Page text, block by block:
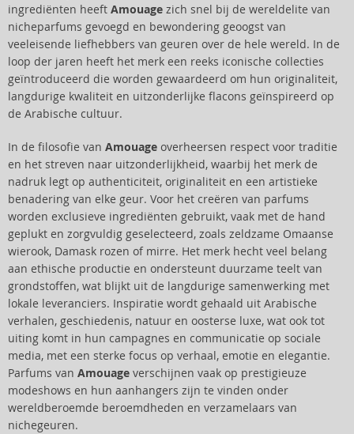
ingrediënten heeft Amouage zich snel bij de wereldelite van
nicheparfums gevoegd en bewondering geoogst van
veeleisende liefhebbers van geuren over de hele wereld. In de
loop der jaren heeft het merk een reeks iconische collecties
geïntroduceerd die worden gewaardeerd om hun originaliteit,
langdurige kwaliteit en uitzonderlijke flacons geïnspireerd op
de Arabische cultuur.
In de filosofie van Amouage overheersen respect voor traditie
en het streven naar uitzonderlijkheid, waarbij het merk de
nadruk legt op authenticiteit, originaliteit en een artistieke
benadering van elke geur. Voor het creëren van parfums
worden exclusieve ingrediënten gebruikt, vaak met de hand
geplukt en zorgvuldig geselecteerd, zoals zeldzame Omaanse
wierook, Damask rozen of mirre. Het merk hecht veel belang
aan ethische productie en ondersteunt duurzame teelt van
grondstoffen, wat blijkt uit de langdurige samenwerking met
lokale leveranciers. Inspiratie wordt gehaald uit Arabische
verhalen, geschiedenis, natuur en oosterse luxe, wat ook tot
uiting komt in hun campagnes en communicatie op sociale
media, met een sterke focus op verhaal, emotie en elegantie.
Parfums van Amouage verschijnen vaak op prestigieuze
modeshows en hun aanhangers zijn te vinden onder
wereldberoemde beroemdheden en verzamelaars van
nichegeuren.